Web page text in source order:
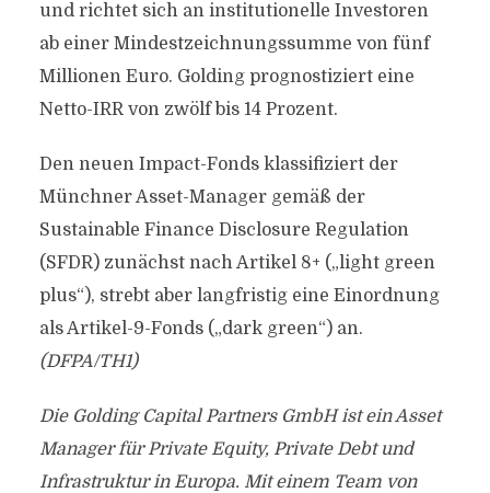
und richtet sich an institutionelle Investoren
ab einer Mindestzeichnungssumme von fünf
Millionen Euro. Golding prognostiziert eine
Netto-IRR von zwölf bis 14 Prozent.
Den neuen Impact-Fonds klassifiziert der
Münchner Asset-Manager gemäß der
Sustainable Finance Disclosure Regulation
(SFDR) zunächst nach Artikel 8+ („light green
plus“), strebt aber langfristig eine Einordnung
als Artikel-9-Fonds („dark green“) an.
(DFPA/TH1)
Die Golding Capital Partners GmbH ist ein Asset
Manager für Private Equity, Private Debt und
Infrastruktur in Europa. Mit einem Team von